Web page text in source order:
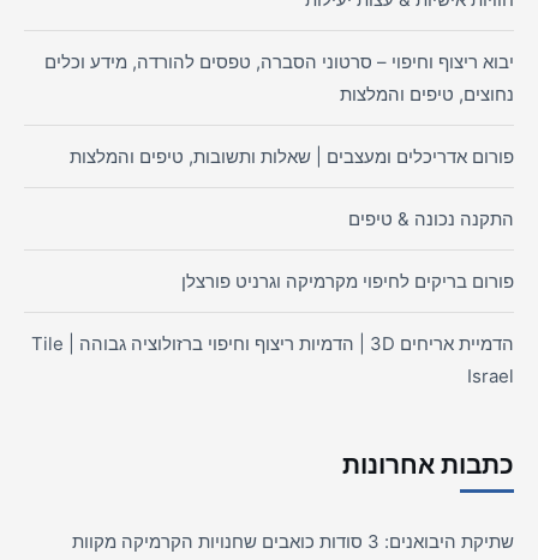
יבוא ריצוף וחיפוי – סרטוני הסברה, טפסים להורדה, מידע וכלים
נחוצים, טיפים והמלצות
פורום אדריכלים ומעצבים | שאלות ותשובות, טיפים והמלצות
התקנה נכונה & טיפים
פורום בריקים לחיפוי מקרמיקה וגרניט פורצלן
הדמיית אריחים 3D | הדמיות ריצוף וחיפוי ברזולוציה גבוהה | Tile
Israel
כתבות אחרונות
שתיקת היבואנים: 3 סודות כואבים שחנויות הקרמיקה מקוות